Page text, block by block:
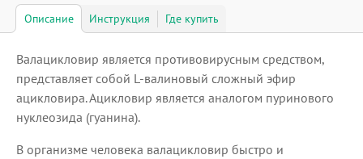
Описание Инструкция Где купить
Валацикловир является противовирусным средством,
представляет собой L-валиновый сложный эфир
ацикловира. Ацикловир является аналогом пуринового
нуклеозида (гуанина).
В организме человека валацикловир быстро и